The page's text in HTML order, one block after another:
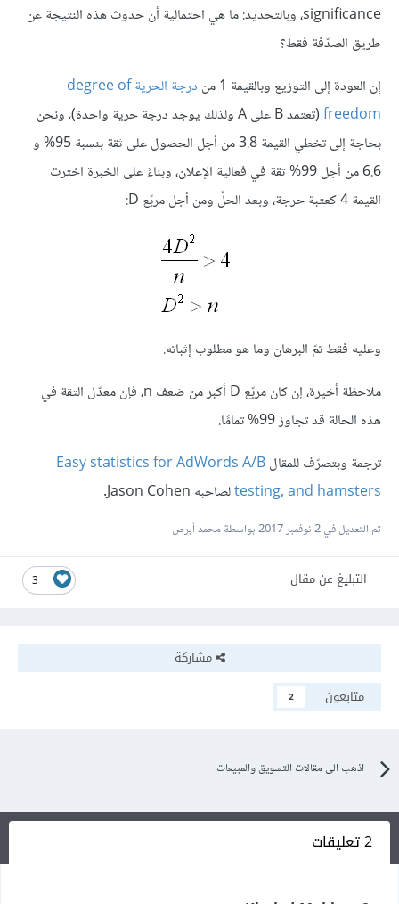
significance، وبالتحديد: ما هي احتمالية أن حدوث هذه النتيجة عن
طريق الصدّفة فقط؟
إن العودة إلى التوزيع وبالقيمة 1 من
درجة الحرية degree of
freedom
(تعتمد B على A ولذلك يوجد درجة حرية واحدة)، ونحن
بحاجة إلى تخطي القيمة 3.8 من أجل الحصول على ثقة بنسبة 95% و
6.6 من أجل 99% ثقة في فعالية الإعلان، وبناءً على الخبرة اخترت
القيمة 4 كعتبة حرجة، وبعد الحلّ ومن أجل مربّع D:
وعليه فقط تمّ البرهان وما هو مطلوب إثباته.
ملاحظة أخيرة، إن كان مربّع D أكبر من ضعف n، فإن معدّل الثقة في
هذه الحالة قد تجاوز 99% تمامًا.
ترجمة وبتصرّف للمقالEasy statistics for AdWords A/B
testing, and hamstersلصاحبه Jason Cohen.
تم التعديل في2 نوفمبر 2017 بواسطة محمد أبرص
3 التبليغ عن مقال
مشاركة
متابعون
2
اذهب الى مقالات التسويق والمبيعات
2 تعليقات